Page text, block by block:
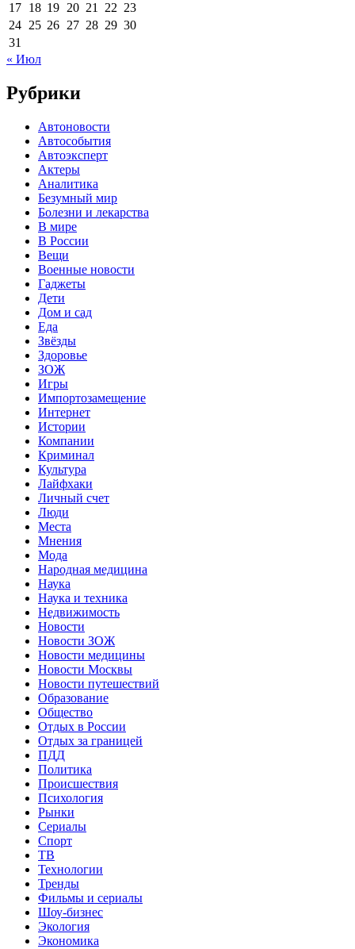
17 18 19 20 21 22 23
24 25 26 27 28 29 30
31
« Июл
Рубрики
Автоновости
Автособытия
Автоэксперт
Актеры
Аналитика
Безумный мир
Болезни и лекарства
В мире
В России
Вещи
Военные новости
Гаджеты
Дети
Дом и сад
Еда
Звёзды
Здоровье
ЗОЖ
Игры
Импортозамещение
Интернет
Истории
Компании
Криминал
Культура
Лайфхаки
Личный счет
Люди
Места
Мнения
Мода
Народная медицина
Наука
Наука и техника
Недвижимость
Новости
Новости ЗОЖ
Новости медицины
Новости Москвы
Новости путешествий
Образование
Общество
Отдых в России
Отдых за границей
ПДД
Политика
Происшествия
Психология
Рынки
Сериалы
Спорт
ТВ
Технологии
Тренды
Фильмы и сериалы
Шоу-бизнес
Экология
Экономика